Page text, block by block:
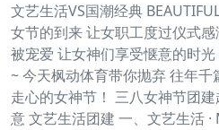
文艺生活VS国潮经典
女节的到来 让女职工度过仪式
被宠爱 让女神们享受惬意的时
~ 今天枫动体育带你抛弃 往年
走心的女神节！ 三八女神节团
意 文艺生活团建 一、文艺生活